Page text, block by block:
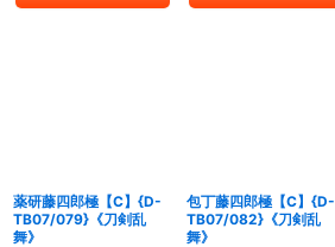
薬研藤四郎極【C】{D-
TB07/079}《刀剣乱
舞》
包丁藤四郎極【C】{D-
TB07/082}《刀剣乱
舞》